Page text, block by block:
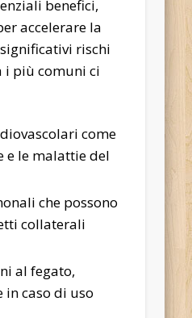
benefici,
accelerare la
rischi
i più comuni ci
come
e le malattie del
che possono
collaterali
al fegato,
in caso di uso